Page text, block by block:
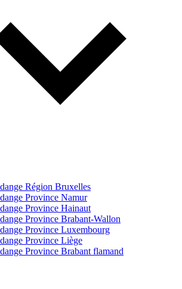
Région Bruxelles
Province Namur
Province Hainaut
Province Brabant-Wallon
Province Luxembourg
Province Liège
Province Brabant flamand